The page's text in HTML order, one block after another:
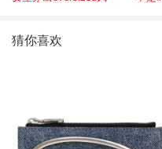
猜你喜欢